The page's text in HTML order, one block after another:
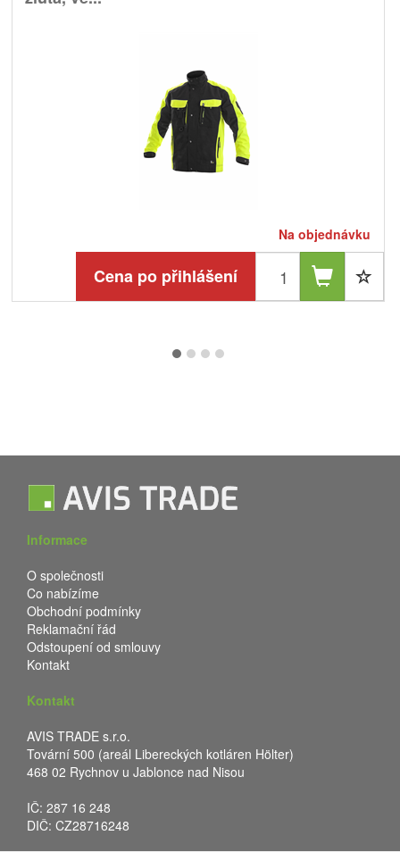
Na objednávku
Cena po přihlášení
Informace
O společnosti
Co nabízíme
Obchodní podmínky
Reklamační řád
Odstoupení od smlouvy
Kontakt
Kontakt
AVIS TRADE s.r.o.
Tovární 500 (areál Libereckých kotláren Hölter)
468 02 Rychnov u Jablonce nad Nisou
IČ: 287 16 248
DIČ: CZ28716248